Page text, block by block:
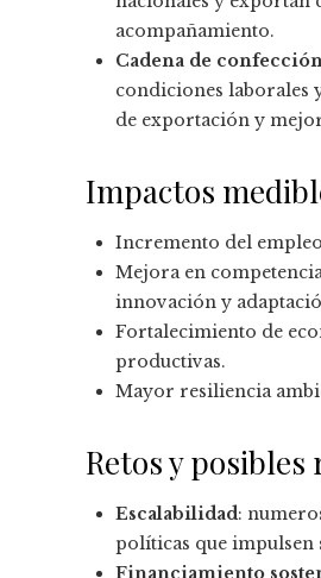
acompañamiento.
Cadena de
condiciones laborales
de exportación y
Impactos
Incremento del
Mejora en
innovación y
Fortalecimiento de
productivas.
Mayor resiliencia
Retos y posibles
Escalabilidad:
políticas que impulsen